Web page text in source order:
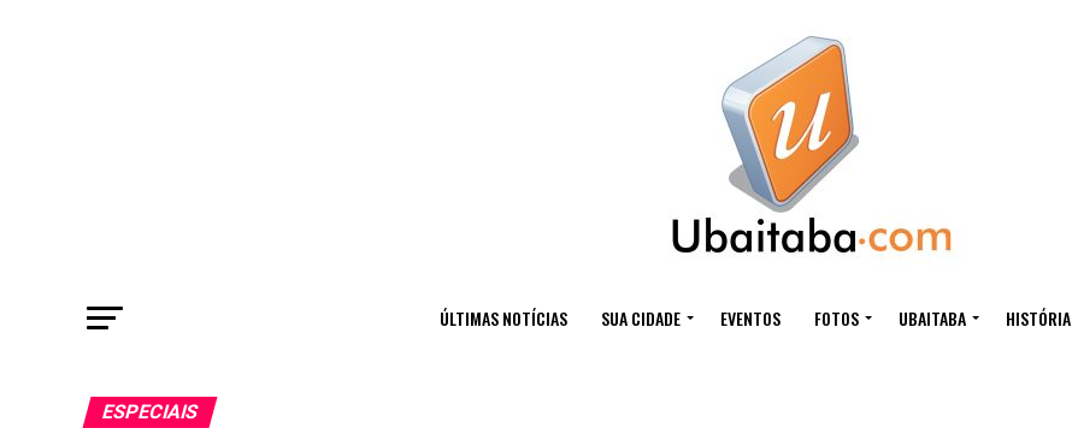
ÚLTIMAS NOTÍCIAS SUA CIDADE EVENTOS FOTOS UBAITABA HISTÓRIA
ESPECIAIS